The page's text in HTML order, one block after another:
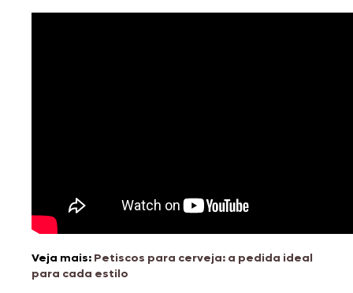
Veja mais: Petiscos para cerveja: a pedida ideal
para cada estilo